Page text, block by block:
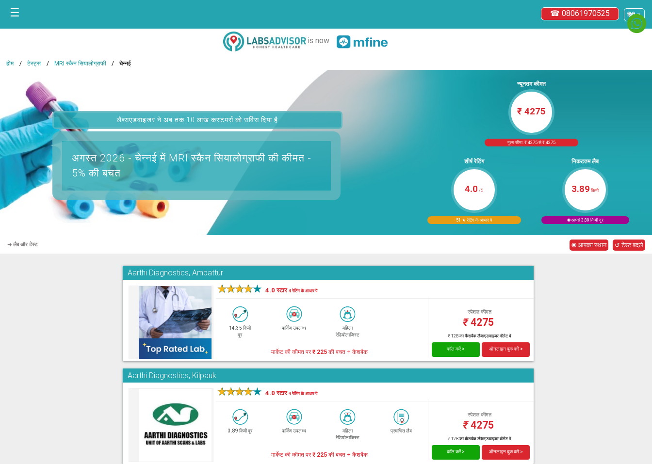
हिंदी ▼
☎ 08061970525
☰
is now
होम टेस्ट्स MRI स्कैन सियालोग्राफी चेन्नई
लैब्सएडवाइजर ने अब तक 10 लाख कस्टमर्स को सर्विस दिया है
अगस्त 2026 -चेन्नई में MRI स्कैन सियालोग्राफी की कीमत -
5% की बचत
न्यूनतम कीमत
₹ 4275
मूल्य सीमा: ₹ 4275 से ₹ 4275
शीर्ष रेटिंग
4.0 /5
51 ★ रेटिंग के आधार पे
निकटतम लैब
3.89 किमी
◉ आपसे 3.89 किमी दूर
➜ लैब और टेस्ट ◉ आपका स्थान ↺ टेस्ट बदले
Aarthi Diagnostics, Ambattur
★★★★★ 4.0 स्टार4 रेटिंग के आधार पे
14.35 किमी
दूर
पार्किंग उपलब्ध
महिला
रेडियोलाजिस्ट
स्पेशल कीमत
₹4275
₹ 128 का कैशबैक लैब्सएडवाइजर वॉलेट में
मार्केट की कीमत पर₹ 225 की बचत + कैशबैक कॉल करें > ऑनलाइन बुक करें >
Aarthi Diagnostics, Kilpauk
★★★★★ 4.0 स्टार4 रेटिंग के आधार पे
3.89 किमी दूर पार्किंग उपलब्ध
महिला
रेडियोलाजिस्ट
प्रमाणित लैब
स्पेशल कीमत
₹4275
₹ 128 का कैशबैक लैब्सएडवाइजर वॉलेट में
मार्केट की कीमत पर₹ 225 की बचत + कैशबैक कॉल करें > ऑनलाइन बुक करें >